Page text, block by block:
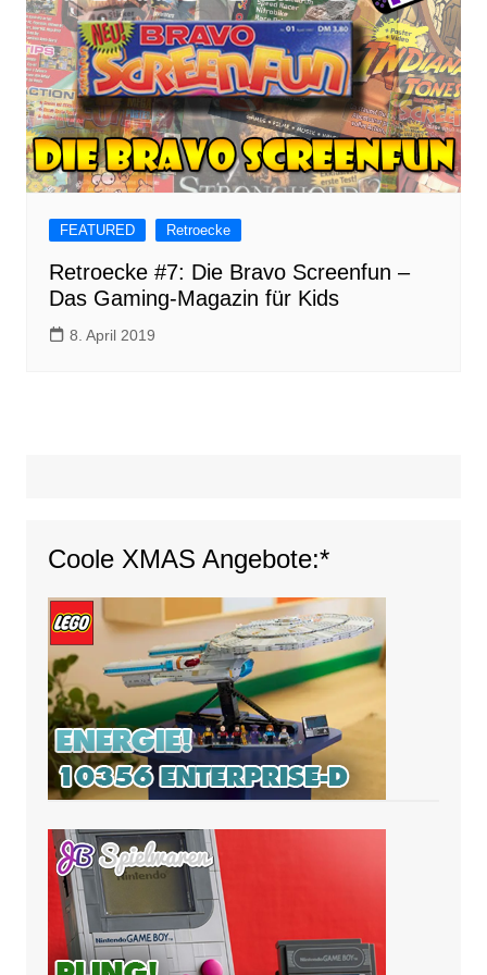
FEATURED Retroecke
Retroecke #7: Die Bravo Screenfun –
Das Gaming-Magazin für Kids
8. April 2019
Coole XMAS Angebote:*